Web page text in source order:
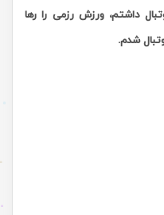
داشتم، ورزشرزمی را رها
شدم.